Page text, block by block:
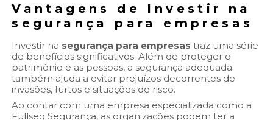
Vantagens de Investir na
segurança para empresas
Investir na segurança para empresas traz uma série
de benefícios significativos. Além de proteger o
patrimônio e as pessoas, a segurança adequada
também ajuda a evitar prejuízos decorrentes de
invasões, furtos e situações de risco.
Ao contar com uma empresa especializada como a
Fullseg Segurança, as organizações podem ter a